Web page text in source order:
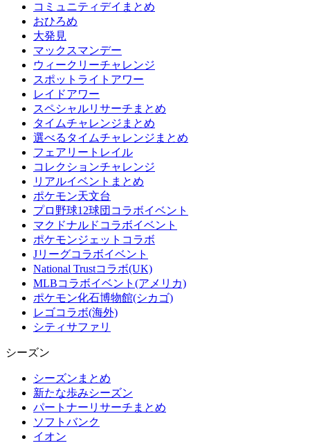
コミュニティデイまとめ
おひろめ
大発見
マックスマンデー
ウィークリーチャレンジ
スポットライトアワー
レイドアワー
スペシャルリサーチまとめ
タイムチャレンジまとめ
選べるタイムチャレンジまとめ
フェアリートレイル
コレクションチャレンジ
リアルイベントまとめ
ポケモン天文台
プロ野球12球団コラボイベント
マクドナルドコラボイベント
ポケモンジェットコラボ
Jリーグコラボイベント
National Trustコラボ(UK)
MLBコラボイベント(アメリカ)
ポケモン化石博物館(シカゴ)
レゴコラボ(海外)
シティサファリ
シーズン
シーズンまとめ
新たな歩みシーズン
パートナーリサーチまとめ
ソフトバンク
イオン